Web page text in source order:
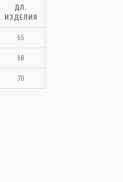
65
68
70
ДЛ.
ИЗДЕЛИЯ